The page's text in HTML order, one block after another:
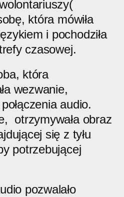
która mówiła
i pochodziła
czasowej.
która
wezwanie,
połączenia audio.
otrzymywała obraz
się z tyłu
potrzebującej
pozwalało